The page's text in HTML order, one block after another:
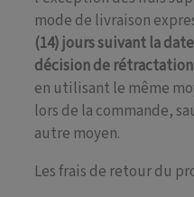
mode de livraison
(14) jours suivant la
décision de rétractation
en utilisant le même
lors de la commande,
autre moyen.
Les frais de retour du